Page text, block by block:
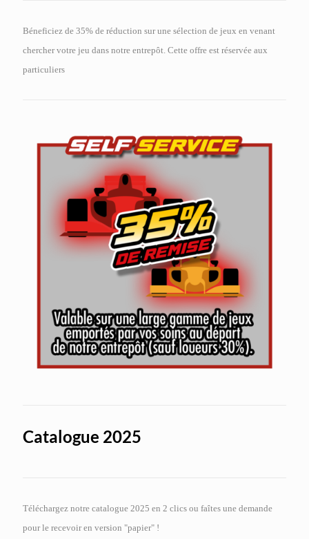
Béneficiez de 35% de réduction sur une sélection de jeux en venant
chercher votre jeu dans notre entrepôt. Cette offre est réservée aux
particuliers
Catalogue 2025
Téléchargez notre catalogue 2025 en 2 clics ou faîtes une demande
pour le recevoir en version "papier" !